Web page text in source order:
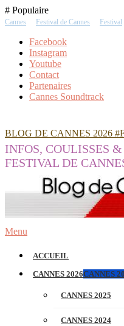
Skip
To
# Populaire
Cannes Festival de Cannes Festival
Facebook
Instagram
Youtube
Contact
Partenaires
Cannes Soundtrack
BLOG DE CANNES 2026
INFOS, COULISSES
FESTIVAL DE
Menu
ACCUEIL
CANNES 2026CANNES
CANNES 2025
CANNES 2024